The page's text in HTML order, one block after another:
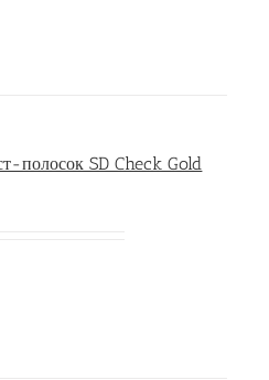
полосок SD Check Gold